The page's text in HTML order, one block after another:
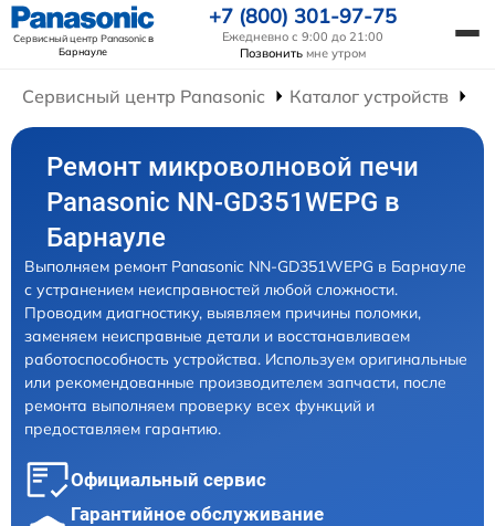
Сервисный центр Panasonicв
Барнауле
+7 (800) 301-97-75
Ежедневно с 9:00 до 21:00
Позвонить мне утром
Сервисный центр Panasonic Каталог устройств
Ремонт микроволновой печи
Panasonic NN-GD351WEPG в
Барнауле
Выполняем ремонт Panasonic NN-GD351WEPG в Барнауле
с устранением неисправностей любой сложности.
Проводим диагностику, выявляем причины поломки,
заменяем неисправные детали и восстанавливаем
работоспособность устройства. Используем оригинальные
или рекомендованные производителем запчасти, после
ремонта выполняем проверку всех функций и
предоставляем гарантию.
Официальный сервис
Гарантийное обслуживание